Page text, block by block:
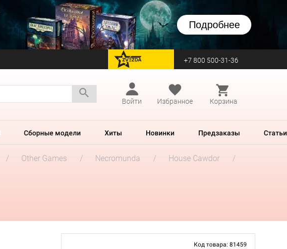
Подробнее
перейти на Zvezda +7 800 500-31-36
Войти
Избранное Корзина
Сборные модели Хиты Новинки Предзаказы Статьи
Other Games Necromunda
House Cawdor
Код товара: 81459